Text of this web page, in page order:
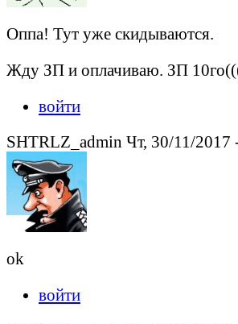
Оппа! Тут уже скидываются.
Жду ЗП и оплачиваю. ЗП
войти
SHTRLZ_admin Чт, 30/11/2017
ok
войти